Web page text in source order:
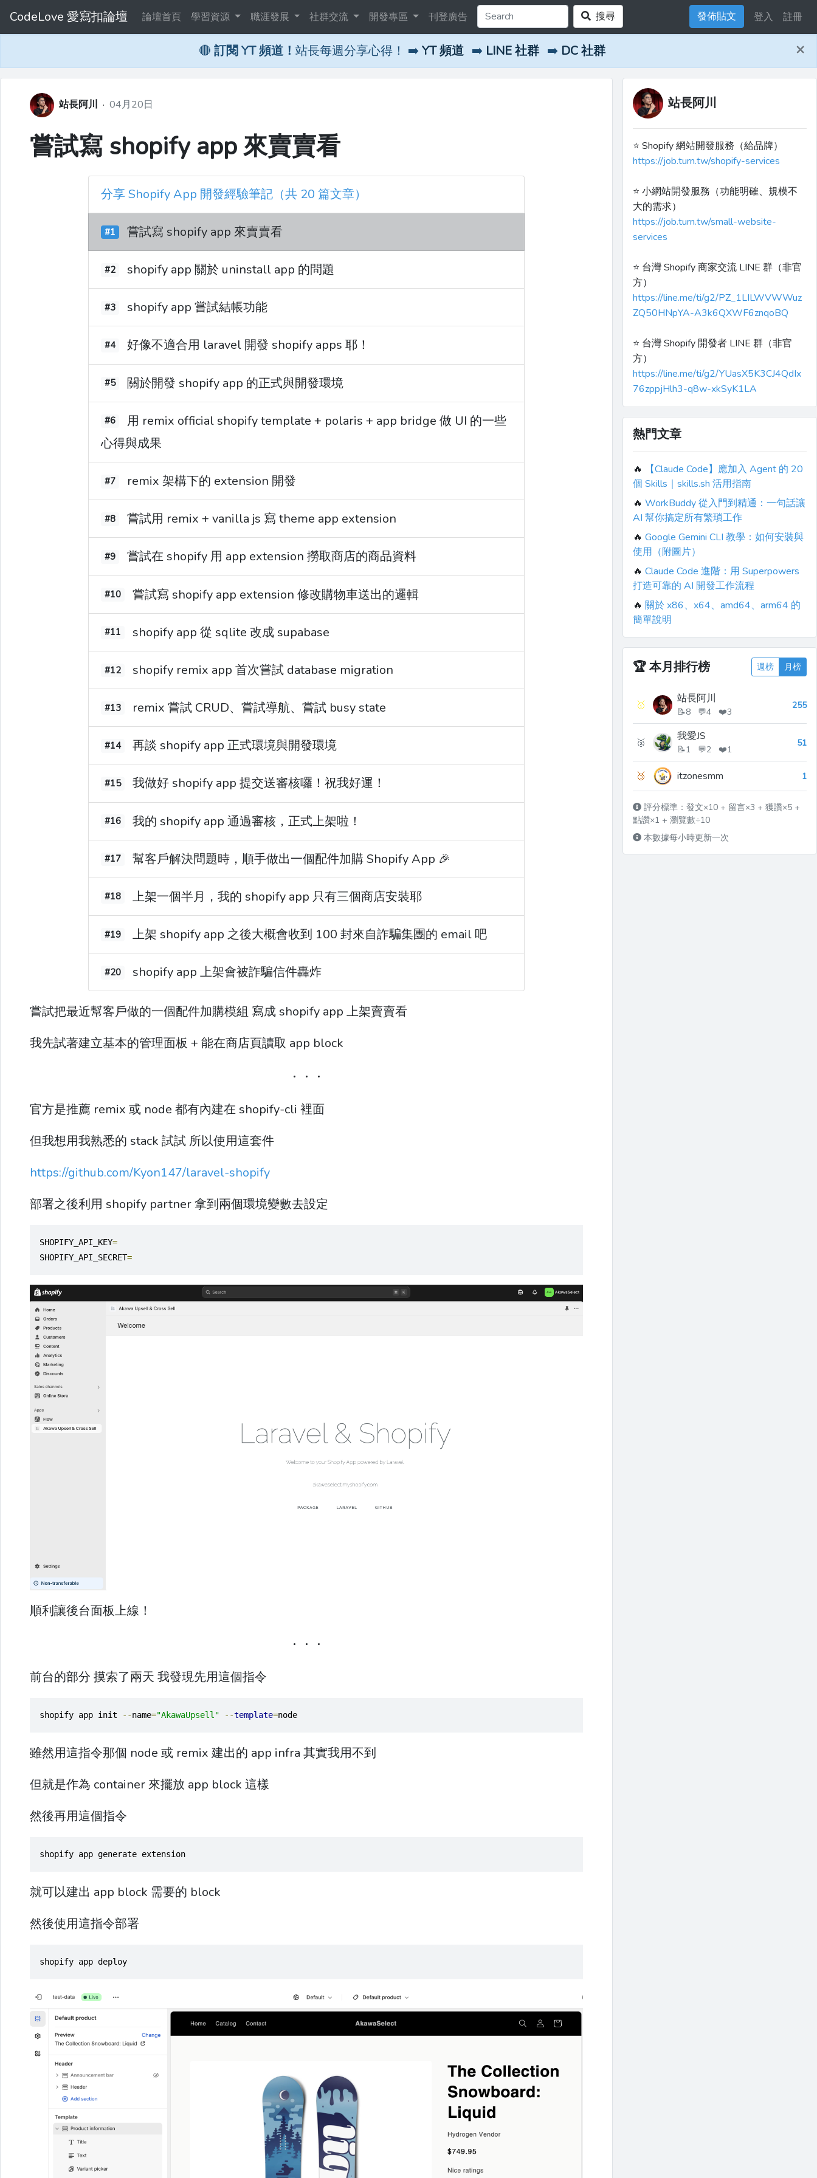
CodeLove 愛寫扣論壇 論壇首頁 學習資源 職涯發展 社群交流 開發專區 刊登廣告 搜尋 發佈貼文 登入 註冊
🔴 訂閱 YT 頻道！ 站長每週分享心得！ ➡️ YT 頻道 ➡️ LINE 社群 ➡️ DC 社群 ×
站長阿川 · 04月20日
嘗試寫 shopify app 來賣賣看
分享 Shopify App 開發經驗筆記（共 20 篇文章）
#1 嘗試寫 shopify app 來賣賣看
#2 shopify app 關於 uninstall app 的問題
#3 shopify app 嘗試結帳功能
#4 好像不適合用 laravel 開發 shopify apps 耶！
#5 關於開發 shopify app 的正式與開發環境
#6
用 remix official shopify template + polaris + app bridge 做 UI 的一些
心得與成果
#7 remix 架構下的 extension 開發
#8 嘗試用 remix + vanilla js 寫 theme app extension
#9 嘗試在 shopify 用 app extension 撈取商店的商品資料
#10 嘗試寫 shopify app extension 修改購物車送出的邏輯
#11 shopify app 從 sqlite 改成 supabase
#12 shopify remix app 首次嘗試 database migration
#13 remix 嘗試 CRUD、嘗試導航、嘗試 busy state
#14 再談 shopify app 正式環境與開發環境
#15 我做好 shopify app 提交送審核囉！祝我好運！
#16 我的 shopify app 通過審核，正式上架啦！
#17 幫客戶解決問題時，順手做出一個配件加購 Shopify App 🎉
#18 上架一個半月，我的 shopify app 只有三個商店安裝耶
#19 上架 shopify app 之後大概會收到 100 封來自詐騙集團的 email 吧
#20 shopify app 上架會被詐騙信件轟炸
嘗試把最近幫客戶做的一個配件加購模組 寫成 shopify app 上架賣賣看
我先試著建立基本的管理面板 + 能在商店頁讀取 app block
官方是推薦 remix 或 node 都有內建在 shopify-cli 裡面
但我想用我熟悉的 stack 試試 所以使用這套件
https://github.com/Kyon147/laravel-shopify
部署之後利用 shopify partner 拿到兩個環境變數去設定
SHOPIFY_API_KEY=
SHOPIFY_API_SECRET=
順利讓後台面板上線！
前台的部分 摸索了兩天 我發現先用這個指令
shopify app init --name="AkawaUpsell" --template=node
雖然用這指令那個 node 或 remix 建出的 app infra 其實我用不到
但就是作為 container 來擺放 app block 這樣
然後再用這個指令
shopify app generate extension
就可以建出 app block 需要的 block
然後使用這指令部署
shopify app deploy
站長阿川
⭐️ Shopify 網站開發服務（給品牌）
https://job.turn.tw/shopify-services
⭐️ 小網站開發服務（功能明確、規模不
大的需求）
https://job.turn.tw/small-website-
services
⭐️ 台灣 Shopify 商家交流 LINE 群（非官
方）
https://line.me/ti/g2/PZ_1LILWVWWuz
ZQ50HNpYA-A3k6QXWF6znqoBQ
⭐️ 台灣 Shopify 開發者 LINE 群（非官
方）
https://line.me/ti/g2/YUasX5K3CJ4QdIx
76zppjHlh3-q8w-xkSyK1LA
熱門文章
🔥
【Claude Code】應加入 Agent 的 20
個 Skills｜skills.sh 活用指南
🔥 WorkBuddy 從入門到精通：一句話讓
AI 幫你搞定所有繁瑣工作
🔥 Google Gemini CLI 教學：如何安裝與
使用（附圖片）
🔥 Claude Code 進階：用 Superpowers
打造可靠的 AI 開發工作流程
🔥 關於 x86、x64、amd64、arm64 的
簡單說明
🏆本月排行榜 週榜 月榜
🥇 站長阿川
📝8 💬4 ❤️3
255
🥈 我愛JS
📝1 💬2 ❤️1
51
🥉 itzonesmm 1
評分標準：發文×10 + 留言×3 + 獲讚×5 +
點讚×1 + 瀏覽數÷10
本數據每小時更新一次